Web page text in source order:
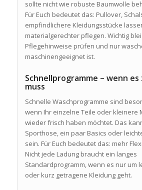
sollte nicht wie robuste Baumwolle
Für Euch bedeutet das: Pullover,
empfindlichere Kleidungsstücke
materialgerechter pflegen. Wichtig
Pflegehinweise prüfen und nur
maschinengeeignet ist.
Schnellprogramme – wenn
muss
Schnelle Waschprogramme sind
wenn Ihr einzelne Teile oder kleinere
wieder frisch haben möchtet. Das
Sporthose, ein paar Basics oder
sein. Für Euch bedeutet das: mehr
Nicht jede Ladung braucht ein langes
Standardprogramm, wenn es nur um
oder kurz getragene Kleidung geht.